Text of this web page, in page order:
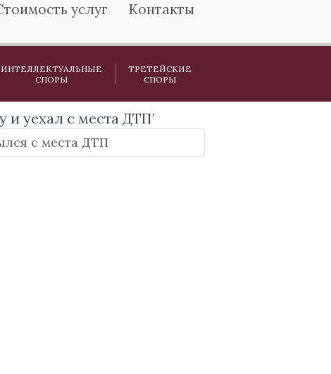
услуг Контакты
ИНТЕЛЛЕКТУАЛЬНЫЕ
СПОРЫ
ТРЕТЕЙСКИЕ
СПОРЫ
и уехал с места ДТП’
с места ДТП